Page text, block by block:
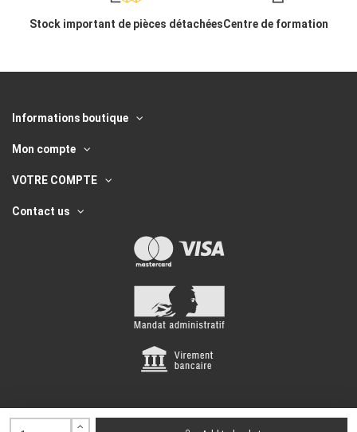
Stock important de pièces détachéesCentre de formation
Informations boutique
Mon compte
VOTRE COMPTE
Contact us